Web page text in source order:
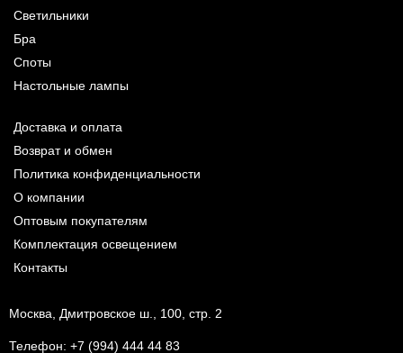
Светильники
Бра
Споты
Настольные лампы
Доставка и оплата
Возврат и обмен
Политика конфиденциальности
О компании
Оптовым покупателям
Комплектация освещением
Контакты
Москва, Дмитровское ш., 100, стр. 2
Телефон: +7 (994) 444 44 83